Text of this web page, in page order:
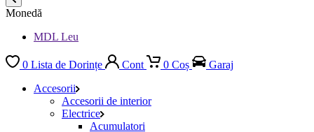
Monedă
MDL Leu
0 Lista de Dorințe Cont 0 Coș
Garaj
Accesorii
Accesorii de interior
Electrice
Acumulatori